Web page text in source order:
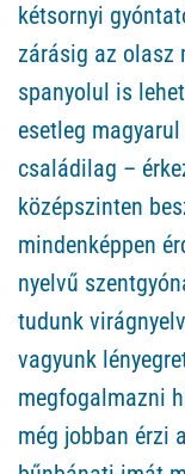
kétsornyi
zárásig az olasz
spanyolul is
esetleg
családilag –
középszinten
mindenképpen
nyelvű
tudunk
vagyunk
megfogalmazni
még jobban érzi